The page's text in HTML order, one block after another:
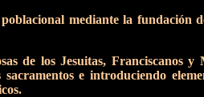
mediante la fundación
de los Jesuitas, Franciscanos
e introduciendo